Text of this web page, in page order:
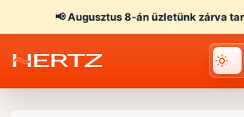
📢Augusztus 8-án üzletünk zárva